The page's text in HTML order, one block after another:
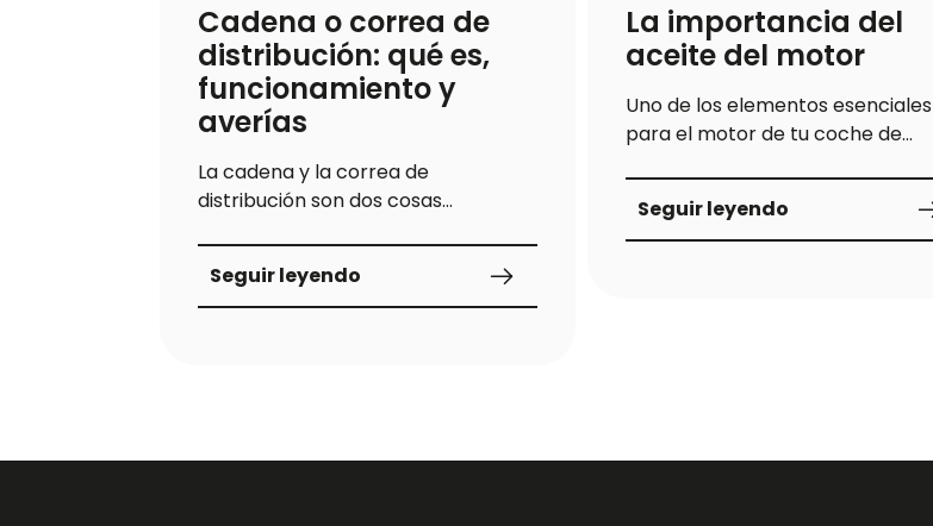
Cadena o correa de
distribución: qué es,
funcionamiento y
averías
La cadena y la correa de
distribución son dos cosas
aquí todo sobre ellas!
Seguir leyendo
La importancia del
aceite del motor
Uno de los elementos esenciales
para el motor de tu coche de
Seguir leyendo